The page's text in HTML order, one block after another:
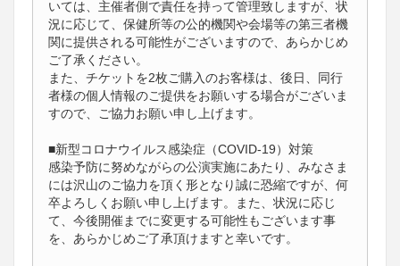
いては、主催者側で責任を持って管理致しますが、状
況に応じて、保健所等の公的機関や会場等の第三者機
関に提供される可能性がございますので、あらかじめ
ご了承ください。
また、チケットを2枚ご購入のお客様は、後日、同行
者様の個人情報のご提供をお願いする場合がございま
すので、ご協力お願い申し上げます。
■新型コロナウイルス感染症（COVID-19）対策
感染予防に努めながらの公演実施にあたり、みなさま
には沢山のご協力を頂く形となり誠に恐縮ですが、何
卒よろしくお願い申し上げます。また、状況に応じ
て、今後開催までに変更する可能性もございます事
を、あらかじめご了承頂けますと幸いです。